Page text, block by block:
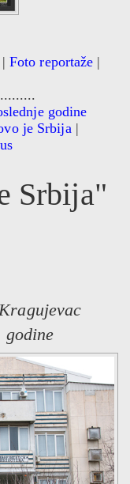
Foto reportaže |
godine
je Srbija|
Srbija"
godine